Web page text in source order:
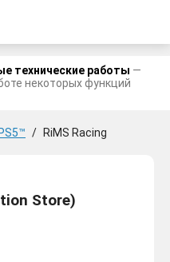
технические работы —
некоторых функций
PS5™ / RiMS Racing
Store)